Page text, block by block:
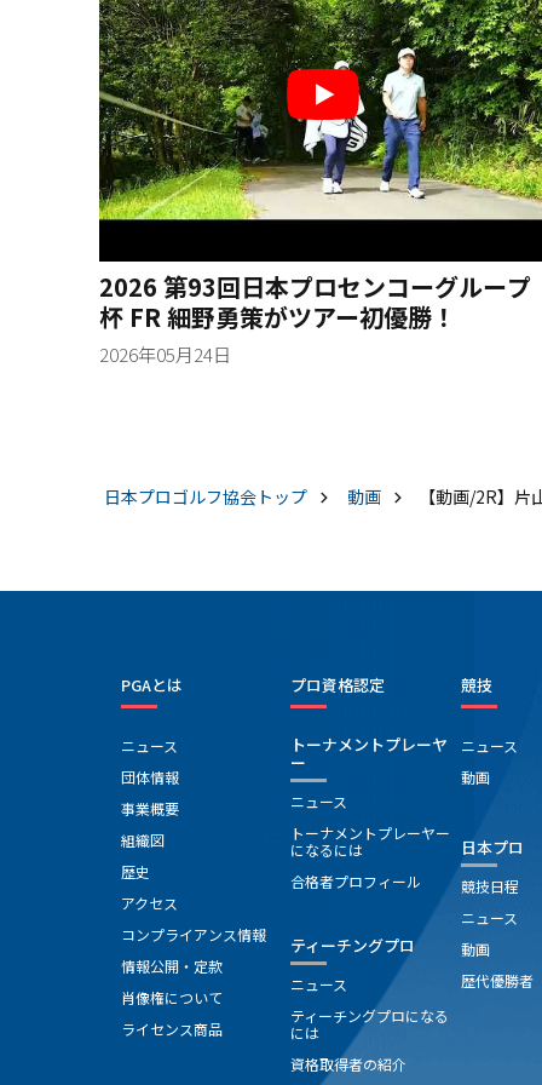
2026 第93回日本プロセンコーグループ
杯 FR 細野勇策がツアー初優勝！
2026年05月24日
日本プロゴルフ協会 トップ 動画 【動画/2R】
PGAとは
ニュース
団体情報
事業概要
組織図
歴史
アクセス
コンプライアンス情報
情報公開・定款
肖像権について
ライセンス商品
プロ資格認定
トーナメントプレーヤ
ー
ニュース
トーナメントプレーヤー
になるには
合格者プロフィール
ティーチングプロ
ニュース
ティーチングプロになる
には
資格取得者の紹介
競技
ニュース
動画
日本プロ
競技日程
ニュース
動画
歴代優勝者